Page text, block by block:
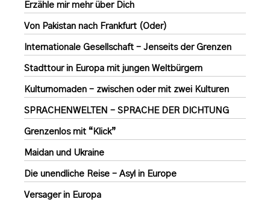
Erzähle mir mehr über Dich
Von Pakistan nach Frankfurt (Oder)
Internationale Gesellschaft – Jenseits der Grenzen
Stadttour in Europa mit jungen Weltbürgern
Kulturnomaden – zwischen oder mit zwei Kulturen
SPRACHENWELTEN – SPRACHE DER DICHTUNG
Grenzenlos mit “Klick”
Maidan und Ukraine
Die unendliche Reise – Asyl in Europe
Versager in Europa